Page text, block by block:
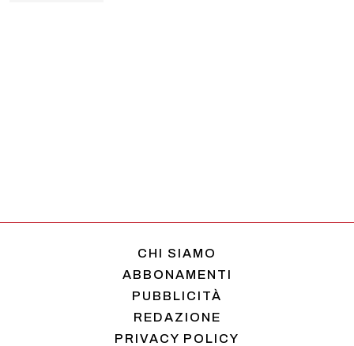
CHI SIAMO
ABBONAMENTI
PUBBLICITÀ
REDAZIONE
PRIVACY POLICY